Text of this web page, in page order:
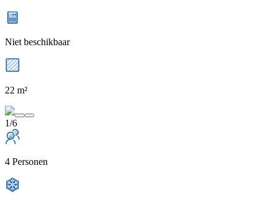
Niet beschikbaar
22 m²
1/6
4 Personen